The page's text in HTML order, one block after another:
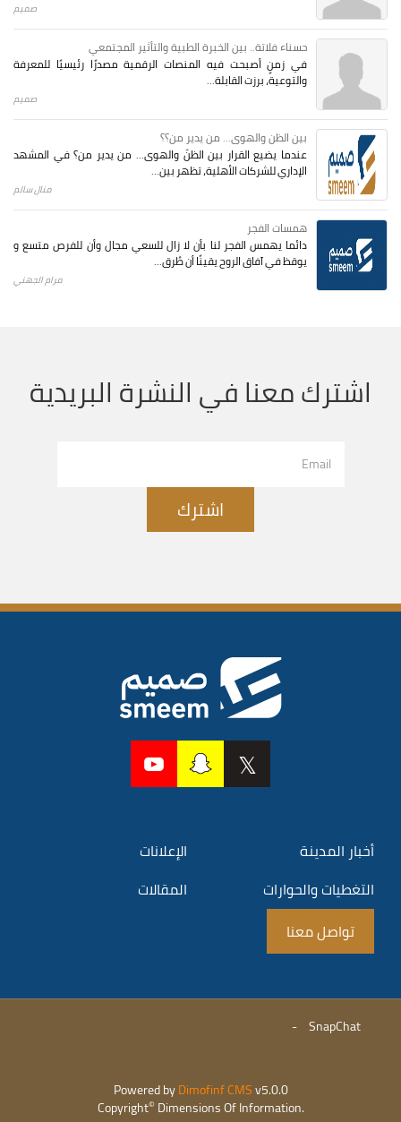
صميم
حسناء فلاتة.. بين الخبرة الطبية والتأثير المجتمعي
في زمنٍ أصبحت فيه المنصات الرقمية مصدرًا رئيسيًا للمعرفة
والتوعية، برزت القابلة...
صميم
بين الظن والهوى... من يدير من؟؟
عندما يضيع القرار بين الظنّ والهوى… من يدير من؟ في المشهد
الإداري للشركات الأهلية، تظهر بين...
منال سالم
همسات الفجر
دائما يهمس الفجر لنا بأن لا زال للسعي مجال وأن للفرص متسع و
يوقظ في آفاق الروح يقينًا أن طُرق...
مرام الجهني
اشترك معنا في النشرة البريدية
اشترك
أخبار المدينة
الإعلانات
التغطيات والحوارات
المقالات
تواصل معنا
SnapChat
-
Powered byDimofinf CMSv5.0.0
Copyright© Dimensions Of Information.